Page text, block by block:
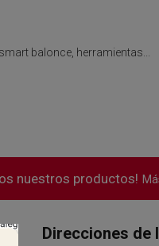
balonce, herramientas...
nuestros productos!
Direcciones de